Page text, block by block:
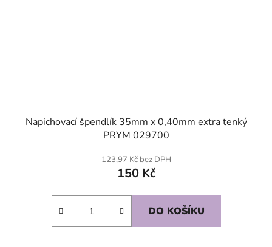
Napichovací špendlík 35mm x 0,40mm extra tenký
PRYM 029700
123,97 Kč bez DPH
150 Kč
DO KOŠÍKU